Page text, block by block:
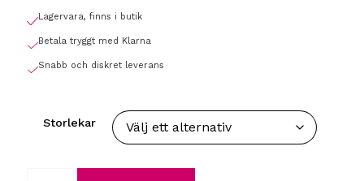
Lagervara, finns i butik
Betala tryggt med Klarna
Snabb och diskret leverans
Storlekar